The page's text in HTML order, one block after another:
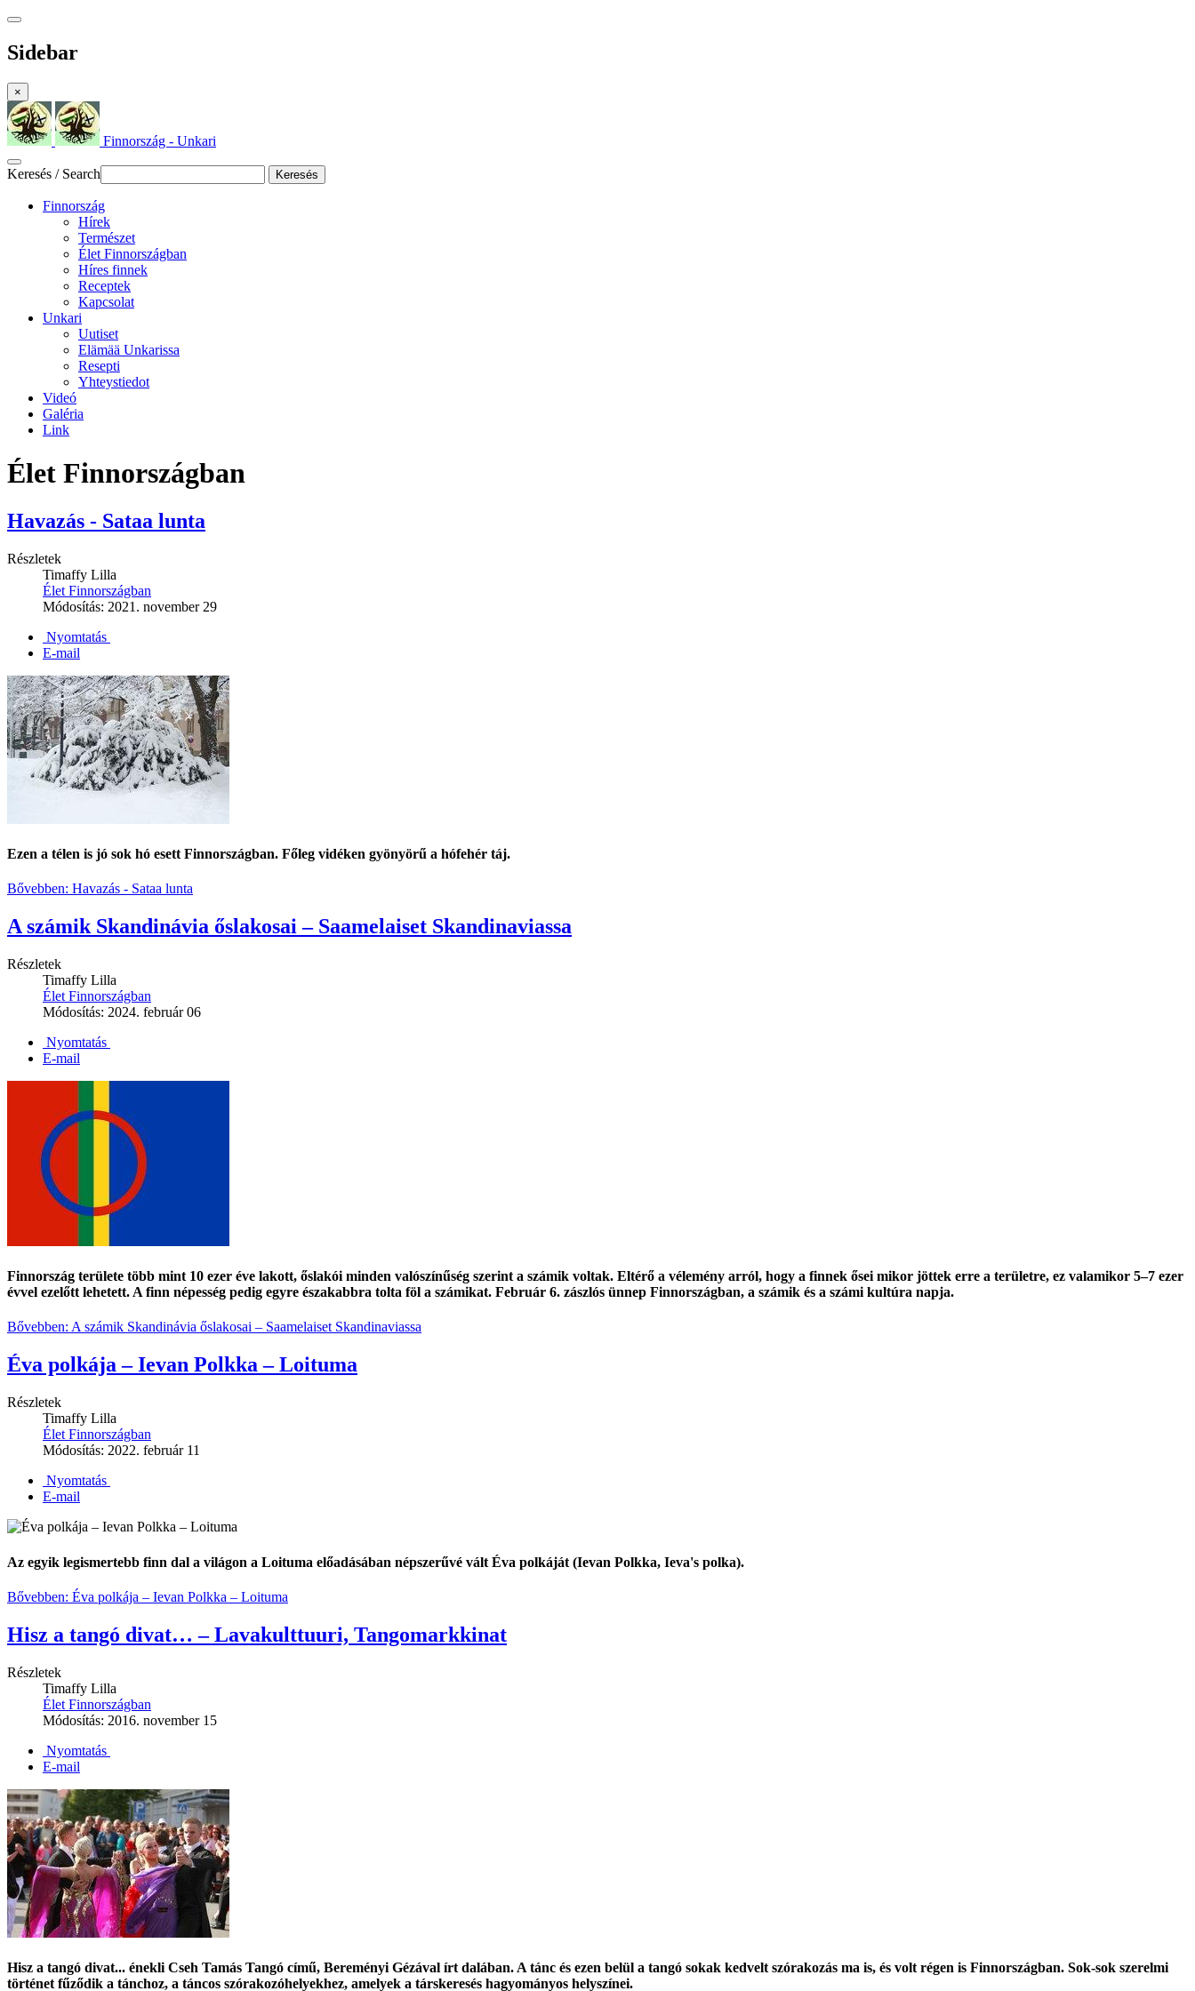
Sidebar
×
Finnország - Unkari
Keresés / Search Keresés
Finnország
Hírek
Természet
Élet Finnországban
Híres finnek
Receptek
Kapcsolat
Unkari
Uutiset
Elämää Unkarissa
Resepti
Yhteystiedot
Videó
Galéria
Link
Élet Finnországban
Havazás - Sataa lunta
Részletek
Timaffy Lilla
Élet Finnországban
Módosítás: 2021. november 29
Nyomtatás
E-mail
Ezen a télen is jó sok hó esett Finnországban. Főleg vidéken gyönyörű a hófehér táj.
Bővebben: Havazás - Sataa lunta
A számik Skandinávia őslakosai – Saamelaiset Skandinaviassa
Részletek
Timaffy Lilla
Élet Finnországban
Módosítás: 2024. február 06
Nyomtatás
E-mail
Finnország területe több mint 10 ezer éve lakott, őslakói minden valószínűség szerint a számik voltak. Eltérő a vélemény arról, hogy a finnek ősei mikor jöttek erre a területre, ez valamikor 5–7 ezer
évvel ezelőtt lehetett. A finn népesség pedig egyre északabbra tolta föl a számikat. Február 6. zászlós ünnep Finnországban, a számik és a számi kultúra napja.
Bővebben: A számik Skandinávia őslakosai – Saamelaiset Skandinaviassa
Éva polkája – Ievan Polkka – Loituma
Részletek
Timaffy Lilla
Élet Finnországban
Módosítás: 2022. február 11
Nyomtatás
E-mail
Az egyik legismertebb finn dal a világon a Loituma előadásában népszerűvé vált Éva polkáját (Ievan Polkka, Ieva's polka).
Bővebben: Éva polkája – Ievan Polkka – Loituma
Hisz a tangó divat… – Lavakulttuuri, Tangomarkkinat
Részletek
Timaffy Lilla
Élet Finnországban
Módosítás: 2016. november 15
Nyomtatás
E-mail
Hisz a tangó divat... énekli Cseh Tamás Tangó című, Bereményi Gézával írt dalában. A tánc és ezen belül a tangó sokak kedvelt szórakozás ma is, és volt régen is Finnországban. Sok-sok szerelmi
történet fűződik a tánchoz, a táncos szórakozóhelyekhez, amelyek a társkeresés hagyományos helyszínei.